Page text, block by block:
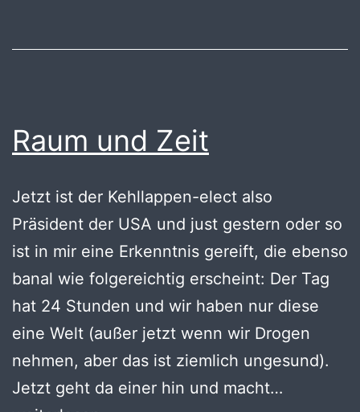
Raum und Zeit
Jetzt ist der Kehllappen-elect also
Präsident der USA und just gestern oder so
ist in mir eine Erkenntnis gereift, die ebenso
banal wie folgereichtig erscheint: Der Tag
hat 24 Stunden und wir haben nur diese
eine Welt (außer jetzt wenn wir Drogen
nehmen, aber das ist ziemlich ungesund).
Jetzt geht da einer hin und macht…